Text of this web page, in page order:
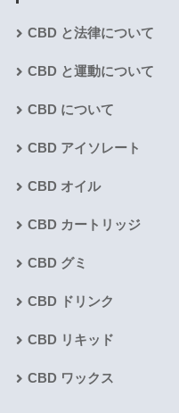
CBD と法律について
CBD と運動について
CBD について
CBD アイソレート
CBD オイル
CBD カートリッジ
CBD グミ
CBD ドリンク
CBD リキッド
CBD ワックス